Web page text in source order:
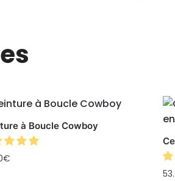
à Boucle Cowboy
€